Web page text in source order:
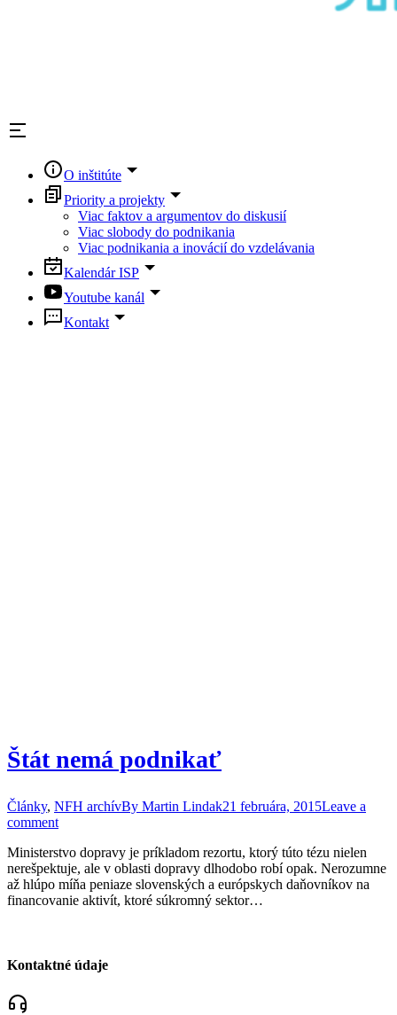
O inštitúte
Priority a projekty
Viac faktov a argumentov do diskusií
Viac slobody do podnikania
Viac podnikania a inovácií do vzdelávania
Kalendár ISP
Youtube kanál
Kontakt
Štát nemá podnikať
Články, NFH archívBy Martin Lindak21 februára, 2015Leave a
comment
Ministerstvo dopravy je príkladom rezortu, ktorý túto tézu nielen
nerešpektuje, ale v oblasti dopravy dlhodobo robí opak. Nerozumne
až hlúpo míňa peniaze slovenských a európskych daňovníkov na
financovanie aktivít, ktoré súkromný sektor…
Kontaktné údaje